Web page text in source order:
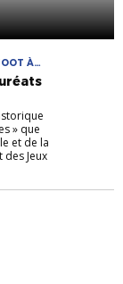
À
» que
et de la
des Jeux